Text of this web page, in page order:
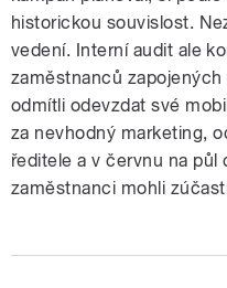
historickou souvislost.
vedení. Interní audit ale
zaměstnanců
odmítli odevzdat své
za nevhodný marketing,
ředitele a v červnu na půl
zaměstnanci mohli